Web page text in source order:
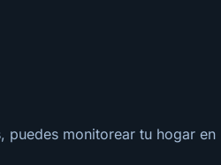
puedes monitorear tu hogar en